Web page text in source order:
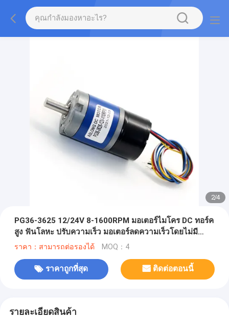
2/4
PG36-3625 12/24V 8-1600RPM มอเตอร์ไมโคร DC ทอร์ค
สูง ฟันโลหะ ปรับความเร็ว มอเตอร์ลดความเร็วโดยไม่มี
แปรง
ราคา：สามารถต่อรองได้ MOQ：4
ราคาถูกที่สุด ติดต่อตอนนี้
รายละเอียดสินค้า